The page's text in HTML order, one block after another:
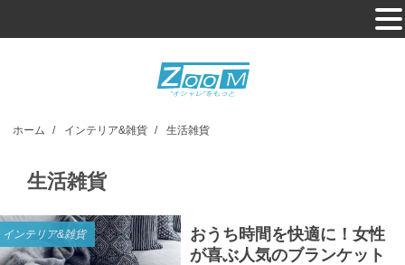
ホーム / インテリア&雑貨 / 生活雑貨
生活雑貨
インテリア&雑貨
おうち時間を快適に！女性
が喜ぶ人気のブランケット